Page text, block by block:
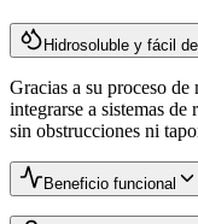
Hidrosoluble y fácil
Gracias a su proceso
integrarse a sistemas
sin obstrucciones ni
Beneficio funcional